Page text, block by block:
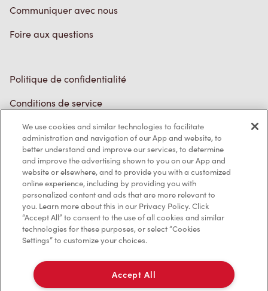
Communiquer avec nous
Foire aux questions
Politique de confidentialité
Conditions de service
Marques de commerce
Accessibilité
Diagnostic
Contactez-nous
TM & © Tim Hortons, 2023
We use cookies and similar technologies to facilitate
administration and navigation of our App and website, to
better understand and improve our services, to determine
and improve the advertising shown to you on our App and
website or elsewhere, and to provide you with a customized
online experience, including by providing you with
personalized content and ads that are more relevant to
you. Learn more about this in our Privacy Policy. Click
“Accept All” to consent to the use of all cookies and similar
technologies for these purposes, or select “Cookies
Settings” to customize your choices.
Accept All